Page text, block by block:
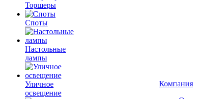
Торшеры
Споты
Настольные
лампы
Уличное
освещение
Компания